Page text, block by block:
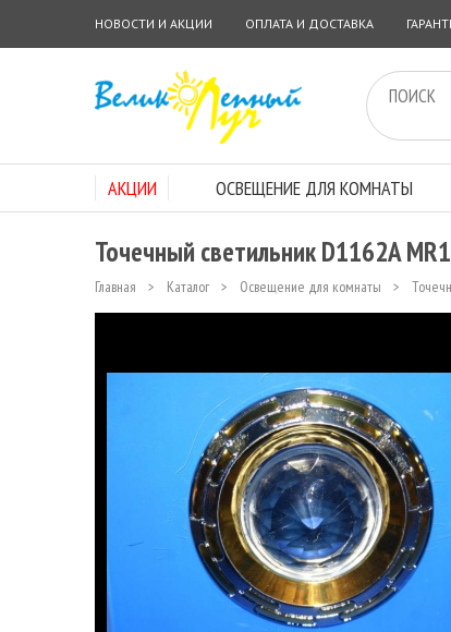
НОВОСТИ И АКЦИИ ОПЛАТА И ДОСТАВКА
АКЦИИ ОСВЕЩЕНИЕ ДЛЯ КОМНАТЫ
Точечный светильник D1162A
Главная > Каталог > Освещение для комнаты >